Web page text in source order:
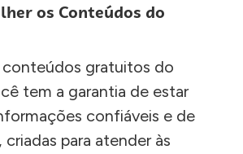
os Conteúdos do
conteúdos gratuitos do
tem a garantia de estar
confiáveis e de
para atender às